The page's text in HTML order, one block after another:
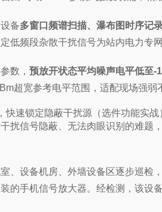
备多窗口频谱扫描、瀑布图时序记
低频段杂散干扰信号为站内电力专
数， 预放开状态平均噪声电平低至-
超宽参考电平范围，适配现场强弱
快速锁定隐蔽干扰源（选件功能实战
扰信号隐蔽、无法肉眼识别的难题
、设备机房、外墙设备区逐步巡检
手机信号放大器。经检测，该设